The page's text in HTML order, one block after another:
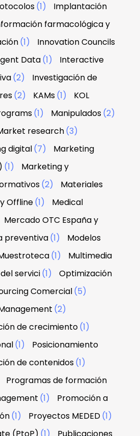
(1)
Implantación
farmacológica y
(1)
Innovation Councils
Data(1)
Interactive
(2)
Investigación de
(2) KAMs(1)
KOL
(1) Manipulados(2)
research(3)
digital(7)
Marketing
(1)
Marketing y
(2)
Materiales
Offline(1)
Medical
Mercado OTC España y
preventiva(1)
Modelos
(1)
Multimedia
servici(1)
Optimización
Comercial(5)
(2)
de crecimiento(1)
(1)
Posicionamiento
de contenidos(1)
Programas de formación
(1)
Promoción a
(1) Proyectos MEDED(1)